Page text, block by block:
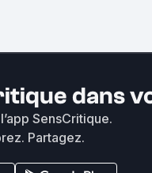
dans
SensCritique.
Partagez.